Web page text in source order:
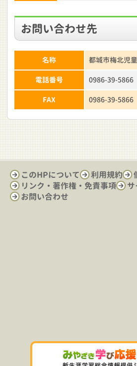
お問い合わせ先
名称 都城市梅北児
電話番号 0986-39-5866
FAX 0986-39-5866
このHPについて 利用規約
リンク・著作権・免責事項
お問い合わせ